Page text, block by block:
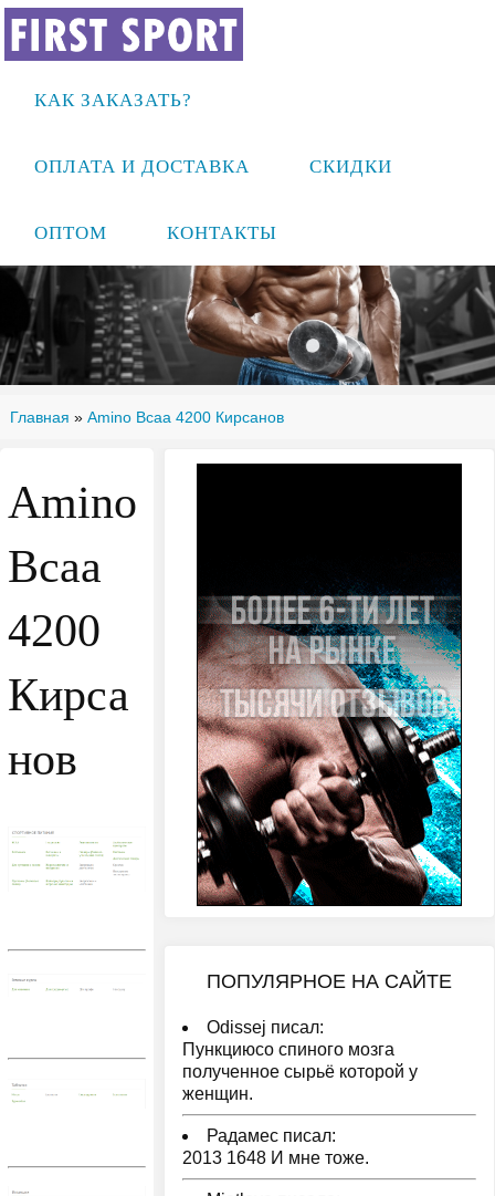
КАК ЗАКАЗАТЬ?
ОПЛАТА И ДОСТАВКА СКИДКИ
ОПТОМ КОНТАКТЫ
Главная » Amino Bcaa 4200 Кирсанов
Amino
Bcaa
4200
Кирса
нов
ПОПУЛЯРНОЕ НА САЙТЕ
Odissej писал:
Пункциюсо спиного мозга
полученное сырьё которой у
женщин.
Радамес писал:
2013 1648 И мне тоже.